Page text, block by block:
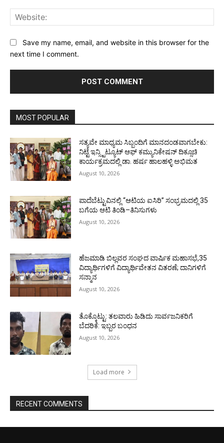
Save my name, email, and website in this browser for the
next time I comment.
MOST POPULAR
ಸತ್ಯವೇ ಮಾಧ್ಯಮ ಸಿಬ್ಬಂದಿಗೆ ಮಾನದಂಡವಾಗಬೇಕು:
ನಿಟ್ಟೆ ಇನ್ಸ್ಟಿಟ್ಯೂಟ್ ಆಫ್ ಕಮ್ಯುನಿಕೇಷನ್ ದಿಕ್ಸೂಚಿ
ಕಾರ್ಯಕ್ರಮದಲ್ಲಿ ಡಾ. ಹರ್ಷ ಹಾಲಹಳ್ಳಿ ಅಭಿಮತ
August 10, 2026
ಪಾದೆಬೆಟ್ಟುವಿನಲ್ಲಿ “ಆಟಿಯ ಐಸಿರಿ’’ ಸಂಭ್ರಮದಲ್ಲಿ 35
ಬಗೆಯ ಆಟಿ ತಿಂಡಿ–ತಿನಿಸುಗಳು
August 10, 2026
ಹೆಜಮಾಡಿ ಬಿಲ್ಲವರ ಸಂಘದ ವಾರ್ಷಿಕ ಮಹಾಸಭೆ,35
ವಿದ್ಯಾರ್ಥಿಗಳಿಗೆ ವಿದ್ಯಾರ್ಥಿವೇತನ ವಿತರಣೆ; ದಾನಿಗಳಿಗೆ
ಸನ್ಮಾನ
August 10, 2026
ತೊಕ್ಕೊಟ್ಟು: ತಲವಾರು ಹಿಡಿದು ಸಾರ್ವಜನಿಕರಿಗೆ
ಬೆದರಿಕೆ: ಇಬ್ಬರ ಬಂಧನ
August 10, 2026
Load more
RECENT COMMENTS